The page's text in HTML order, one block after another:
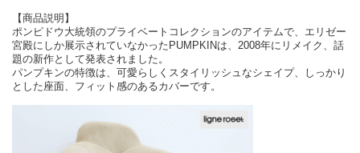
【商品説明】
ポンピドウ大統領のプライベートコレクションのアイテムで、エリゼー
宮殿にしか展示されていなかったPUMPKINは、2008年にリメイク、話
題の新作として発表されました。
パンプキンの特徴は、可愛らしくスタイリッシュなシェイプ、しっかり
とした座面、フィット感のあるカバーです。